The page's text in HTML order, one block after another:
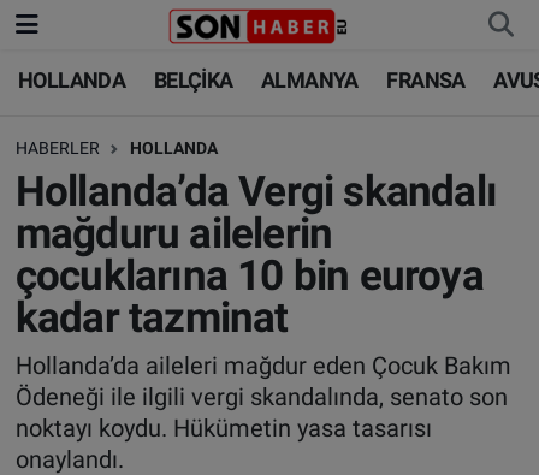
HOLLANDA BELÇİKA ALMANYA FRANSA
HABERLER HOLLANDA
Hollanda’da Vergi skandalı
mağduru ailelerin
çocuklarına 10 bin euroya
kadar tazminat
Hollanda’da aileleri mağdur eden Çocuk Bakım
Ödeneği ile ilgili vergi skandalında, senato son
noktayı koydu. Hükümetin yasa tasarısı
onaylandı.
HOLLANDA
BELÇİKA
ALMANYA
FRANSA
AVUSTURYA
SAĞLIK - YAŞAM
BİLİM-TEKNOLOJİ
HOLLANDA
BELÇİKA
ALMANYA
TÜRKİYE
DÜNYA
BİLİM-TEKNOLOJİ
SAĞLIK
Nöbetçi Eczaneler
Hava Durumu
Trafik Durumu
Süper Lig Puan Durumu ve Fikstür
Tüm Manşetler
Son Dakika Haberleri
Haber Arşivi